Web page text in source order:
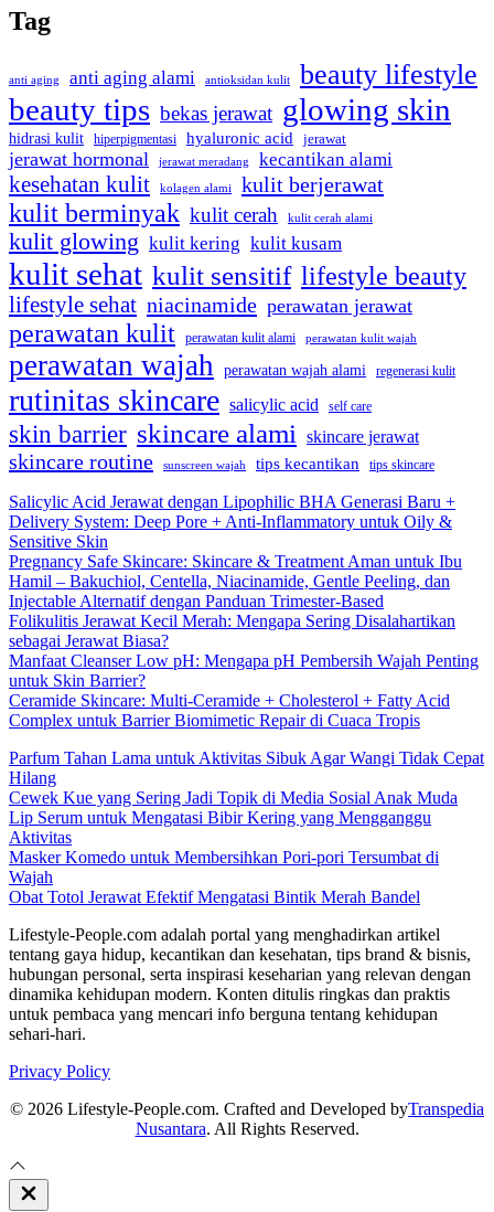
Tag
anti aging anti aging alami antioksidan kulit beauty lifestyle
beauty tips bekas jerawat glowing skin
hidrasi kulit hiperpigmentasi hyaluronic acid jerawat
jerawat hormonal jerawat meradang kecantikan alami
kesehatan kulit kolagen alami kulit berjerawat
kulit berminyak kulit cerah kulit cerah alami
kulit glowing kulit kering kulit kusam
kulit sehat kulit sensitif lifestyle beauty
lifestyle sehat niacinamide perawatan jerawat
perawatan kulit perawatan kulit alami perawatan kulit wajah
perawatan wajah perawatan wajah alami regenerasi kulit
rutinitas skincare salicylic acid self care
skin barrier skincare alami skincare jerawat
skincare routine sunscreen wajah tips kecantikan tips skincare
Salicylic Acid Jerawat dengan Lipophilic BHA Generasi Baru +
Delivery System: Deep Pore + Anti-Inflammatory untuk Oily &
Sensitive Skin
Pregnancy Safe Skincare: Skincare & Treatment Aman untuk Ibu
Hamil – Bakuchiol, Centella, Niacinamide, Gentle Peeling, dan
Injectable Alternatif dengan Panduan Trimester-Based
Folikulitis Jerawat Kecil Merah: Mengapa Sering Disalahartikan
sebagai Jerawat Biasa?
Manfaat Cleanser Low pH: Mengapa pH Pembersih Wajah Penting
untuk Skin Barrier?
Ceramide Skincare: Multi-Ceramide + Cholesterol + Fatty Acid
Complex untuk Barrier Biomimetic Repair di Cuaca Tropis
Parfum Tahan Lama untuk Aktivitas Sibuk Agar Wangi Tidak Cepat
Hilang
Cewek Kue yang Sering Jadi Topik di Media Sosial Anak Muda
Lip Serum untuk Mengatasi Bibir Kering yang Mengganggu
Aktivitas
Masker Komedo untuk Membersihkan Pori-pori Tersumbat di
Wajah
Obat Totol Jerawat Efektif Mengatasi Bintik Merah Bandel
Lifestyle-People.com adalah portal yang menghadirkan artikel
tentang gaya hidup, kecantikan dan kesehatan, tips brand & bisnis,
hubungan personal, serta inspirasi keseharian yang relevan dengan
dinamika kehidupan modern. Konten ditulis ringkas dan praktis
untuk pembaca yang mencari info berguna tentang kehidupan
sehari-hari.
Privacy Policy
© 2026 Lifestyle-People.com. Crafted and Developed byTranspedia
Nusantara. All Rights Reserved.
Close
Off